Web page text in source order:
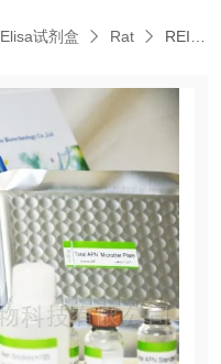
Elisa试剂盒 Rat REI046大鼠白细胞间介素31